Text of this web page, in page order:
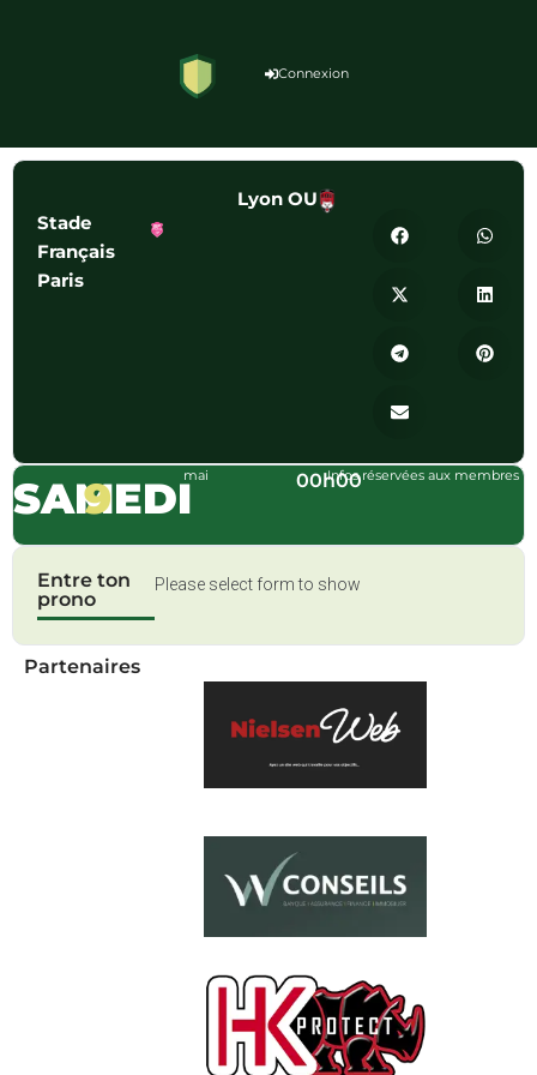
Connexion
Stade
Français
Paris
Lyon OU
SAMEDI
9 mai 00h00Infos réservées aux membres
Entre ton
prono
Please select form to show
Partenaires